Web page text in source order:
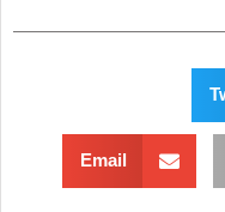
Email